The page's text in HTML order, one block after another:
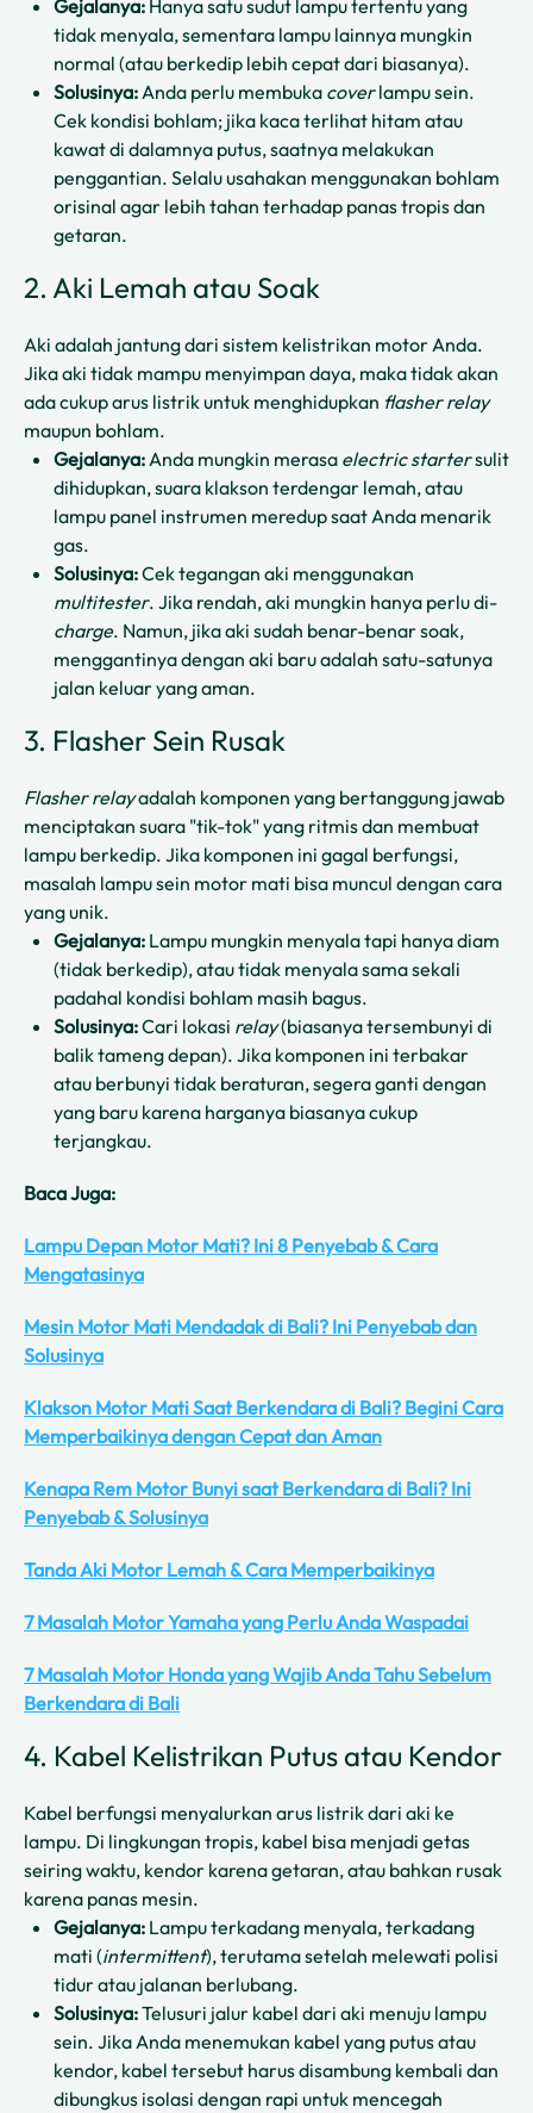
Gejalanya: Hanya satu sudut lampu tertentu yang
tidak menyala, sementara lampu lainnya mungkin
normal (atau berkedip lebih cepat dari biasanya).
Solusinya: Anda perlu membuka coverlampu sein.
Cek kondisi bohlam; jika kaca terlihat hitam atau
kawat di dalamnya putus, saatnya melakukan
penggantian. Selalu usahakan menggunakan bohlam
orisinal agar lebih tahan terhadap panas tropis dan
getaran.
2. Aki Lemah atau Soak
Aki adalah jantung dari sistem kelistrikan motor Anda.
Jika aki tidak mampu menyimpan daya, maka tidak akan
ada cukup arus listrik untuk menghidupkan flasher relay
maupun bohlam.
Gejalanya: Anda mungkin merasa electric startersulit
dihidupkan, suara klakson terdengar lemah, atau
lampu panel instrumen meredup saat Anda menarik
gas.
Solusinya:Cek tegangan aki menggunakan
multitester. Jika rendah, aki mungkin hanya perlu di-
charge. Namun, jika aki sudah benar-benar soak,
menggantinya dengan aki baru adalah satu-satunya
jalan keluar yang aman.
3. Flasher Sein Rusak
Flasher relayadalah komponen yang bertanggung jawab
menciptakan suara "tik-tok" yang ritmis dan membuat
lampu berkedip. Jika komponen ini gagal berfungsi,
masalah lampu sein motor mati bisa muncul dengan cara
yang unik.
Gejalanya: Lampu mungkin menyala tapi hanya diam
(tidak berkedip), atau tidak menyala sama sekali
padahal kondisi bohlam masih bagus.
Solusinya:Cari lokasi relay(biasanya tersembunyi di
balik tameng depan). Jika komponen ini terbakar
atau berbunyi tidak beraturan, segera ganti dengan
yang baru karena harganya biasanya cukup
terjangkau.
Baca Juga:
Lampu Depan Motor Mati? Ini 8 Penyebab & Cara
Mengatasinya
Mesin Motor Mati Mendadak di Bali? Ini Penyebab dan
Solusinya
Klakson Motor Mati Saat Berkendara di Bali? Begini Cara
Memperbaikinya dengan Cepat dan Aman
Kenapa Rem Motor Bunyi saat Berkendara di Bali? Ini
Penyebab & Solusinya
Tanda Aki Motor Lemah & Cara Memperbaikinya
7 Masalah Motor Yamaha yang Perlu Anda Waspadai
7 Masalah Motor Honda yang Wajib Anda Tahu Sebelum
Berkendara di Bali
4. Kabel Kelistrikan Putus atau Kendor
Kabel berfungsi menyalurkan arus listrik dari aki ke
lampu. Di lingkungan tropis, kabel bisa menjadi getas
seiring waktu, kendor karena getaran, atau bahkan rusak
karena panas mesin.
Gejalanya: Lampu terkadang menyala, terkadang
mati (intermittent), terutama setelah melewati polisi
tidur atau jalanan berlubang.
Solusinya:Telusuri jalur kabel dari aki menuju lampu
sein. Jika Anda menemukan kabel yang putus atau
kendor, kabel tersebut harus disambung kembali dan
dibungkus isolasi dengan rapi untuk mencegah